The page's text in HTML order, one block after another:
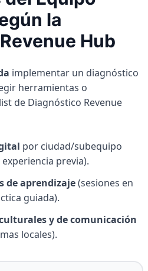
la
Hub
implementar un diagnóstico
herramientas o
de Diagnóstico Revenue
por ciudad/subequipo
previa).
de aprendizaje(sesiones en
guiada).
y de comunicación
locales).